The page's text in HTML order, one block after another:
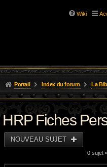
Wiki
Portail Index du forum La Bibliothèque
HRP Fiches
NOUVEAU SUJET
0 sujet